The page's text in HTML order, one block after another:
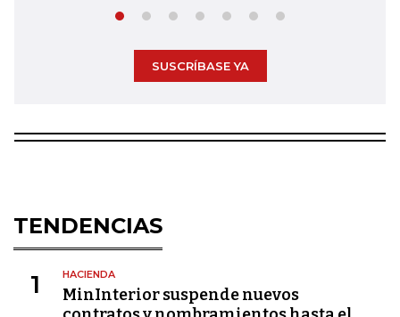
SUSCRÍBASE YA
TENDENCIAS
1 HACIENDA
MinInterior suspende nuevos